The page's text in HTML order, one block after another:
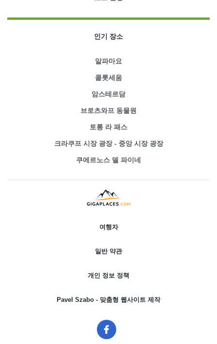
인기 장소
알파마요
콜롯세움
암스테르담
브로츠와프 동물원
토롱 라 패스
크라쿠프 시장 광장 - 중앙 시장 광장
쿠에르노스 델 파이네
여행자
일반 약관
개인 정보 정책
Pavel Szabo - 맞춤형 웹사이트 제작